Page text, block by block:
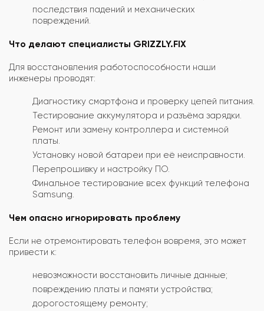
последствия падений и механических
повреждений.
Что делают специалисты GRIZZLY.FIX
Для восстановления работоспособности наши
инженеры проводят:
Диагностику смартфона и проверку цепей питания.
Тестирование аккумулятора и разъёма зарядки.
Ремонт или замену контроллера и системной
платы.
Установку новой батареи при её неисправности.
Перепрошивку и настройку ПО.
Финальное тестирование всех функций телефона
Samsung.
Чем опасно игнорировать проблему
Если не отремонтировать телефон вовремя, это может
привести к:
невозможности восстановить личные данные;
повреждению платы и памяти устройства;
дорогостоящему ремонту;